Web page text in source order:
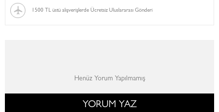
1500 TL üstü alışverişlerde Ücretsiz Uluslararası Gönderi
Henüz Yorum Yapılmamış
YORUM YAZ